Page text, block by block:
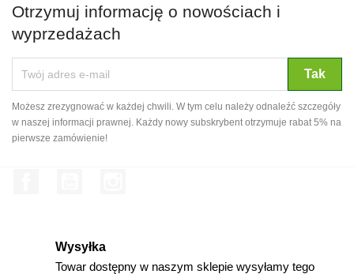
Otrzymuj informację o nowościach i
wyprzedażach
Możesz zrezygnować w każdej chwili. W tym celu należy odnaleźć szczegóły
w naszej informacji prawnej. Każdy nowy subskrybent otrzymuje rabat 5% na
pierwsze zamówienie!
Wysyłka
Towar dostępny w naszym sklepie wysyłamy tego